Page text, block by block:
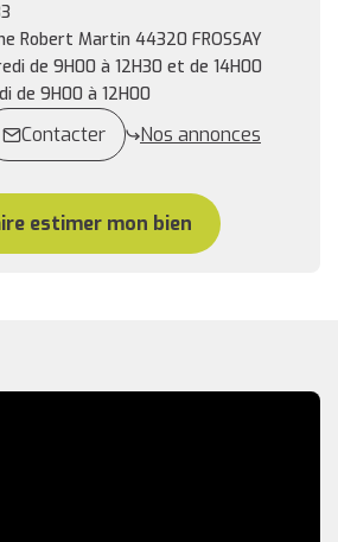
Robert Martin 44320 FROSSAY
de 9H00 à 12H30 et de 14H00
de 9H00 à 12H00
Contacter
Nos annonces
estimer mon bien